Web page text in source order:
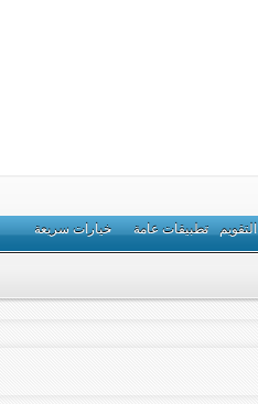
التقويم تطبيقات عامة خيارات سريعة